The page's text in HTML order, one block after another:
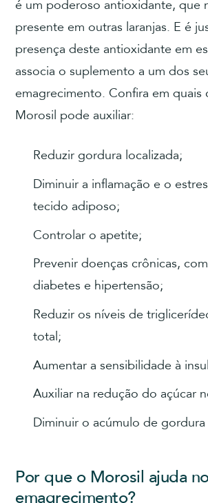
é um poderoso antioxidante, que
presente em outras laranjas. E é
presença deste antioxidante em
associa o suplemento a um dos
emagrecimento. Confira em quais
Morosil pode auxiliar:
Reduzir gordura localizada;
Diminuir a inflamação e o
tecido adiposo;
Controlar o apetite;
Prevenir doenças crônicas,
diabetes e hipertensão;
Reduzir os níveis de
total;
Aumentar a sensibilidade à
Auxiliar na redução do açúcar
Diminuir o acúmulo de
Por que o Morosil ajuda
emagrecimento?